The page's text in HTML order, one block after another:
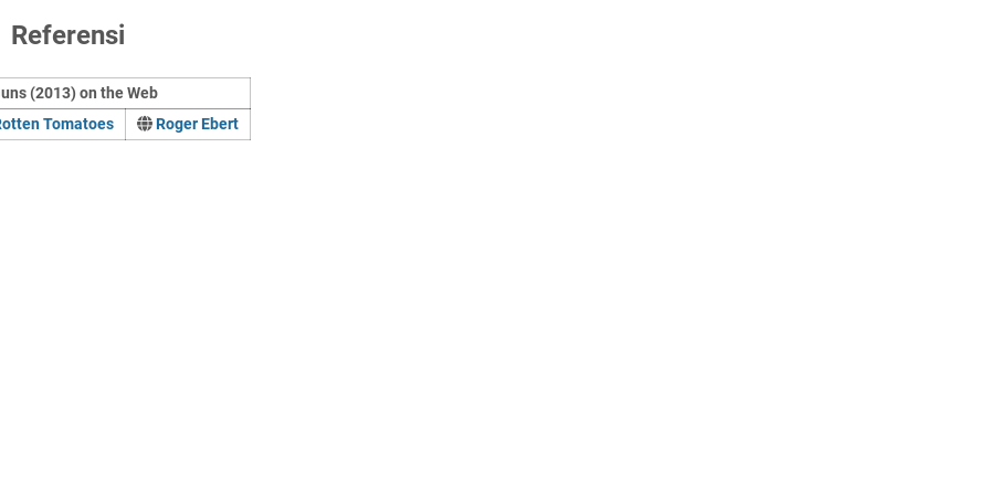
Referensi
(2013) on the Web
Tomatoes Roger Ebert